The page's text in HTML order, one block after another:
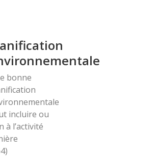
bonne
incluire ou
à l’activité